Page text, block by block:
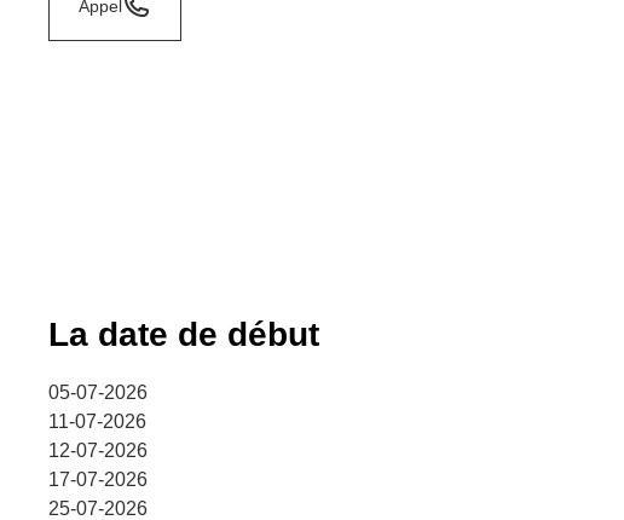
Appel
La date de début
05-07-2026
11-07-2026
12-07-2026
17-07-2026
25-07-2026